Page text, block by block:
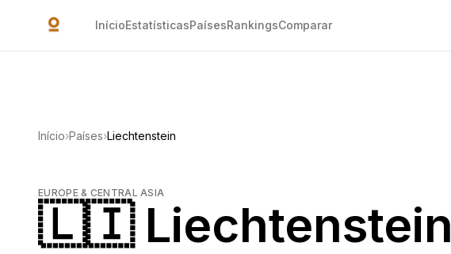
InícioEstatísticasPaísesRankingsComparar
Início›Países›Liechtenstein
EUROPE & CENTRAL ASIA
🇱🇮 Liechtenstein